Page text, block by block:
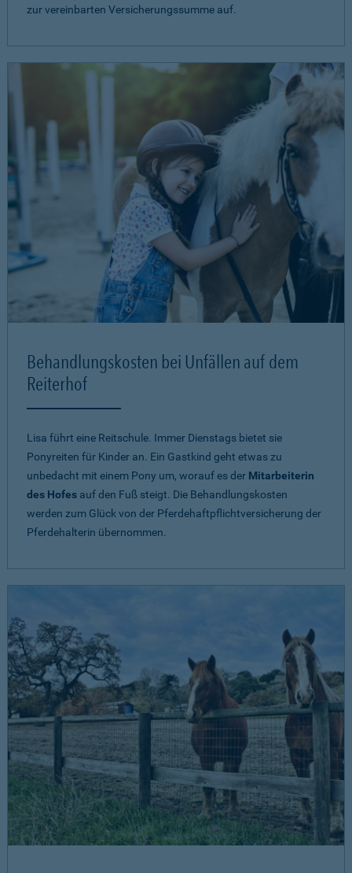
zur vereinbarten Versicherungssumme auf.
Behandlungskosten bei Unfällen auf dem
Reiterhof
Lisa führt eine Reitschule. Immer Dienstags bietet sie
Ponyreiten für Kinder an. Ein Gastkind geht etwas zu
unbedacht mit einem Pony um, worauf es der Mitarbeiterin
des Hofes auf den Fuß steigt. Die Behandlungskosten
werden zum Glück von der Pferdehaftpflichtversicherung der
Pferdehalterin übernommen.